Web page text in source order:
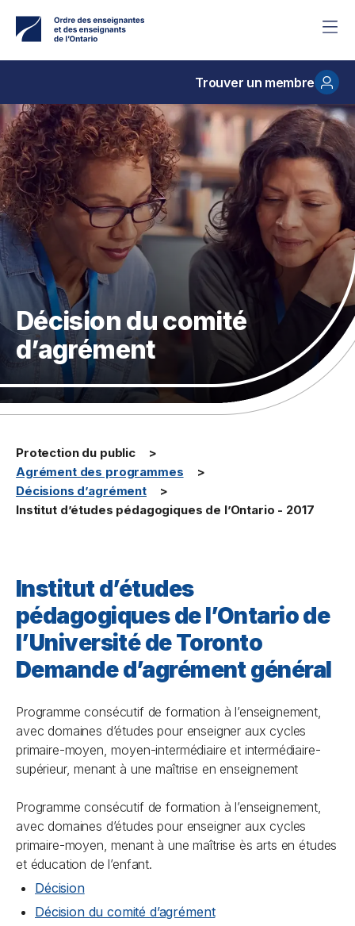
contenu
Trouver un membre
Décision du comité
d’agrément
Protection du public
Agrément des programmes
Décisions d’agrément
Institut d’études pédagogiques de l’Ontario - 2017
Institut d’études
pédagogiques de l’Ontario de
l’Université de Toronto
Demande d’agrément général
Programme consécutif de formation à l’enseignement,
avec domaines d’études pour enseigner aux cycles
primaire-moyen, moyen-intermédiaire et intermédiaire-
supérieur, menant à une maîtrise en enseignement
Programme consécutif de formation à l’enseignement,
avec domaines d’études pour enseigner aux cycles
primaire-moyen, menant à une maîtrise ès arts en études
et éducation de l’enfant.
Décision
Décision du comité d’agrément